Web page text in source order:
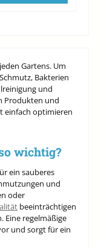
Gartens. Um
Bakterien
und
Produkten und
einfach optimieren
wichtig?
ein sauberes
und
oder
beeinträchtigen
Eine regelmäßige
und sorgt für ein